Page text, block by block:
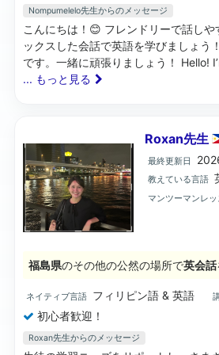
Nompumelelo先生からのメッセージ
こんにちは！😊 フレンドリーで話し
ックスした会話で英語を学びましょう
です。一緒に頑張りましょう！ Hello!
... もっと見る
Roxan先生
最終更新日
教えている言語
マンツーマンレ
福島県のその他の公然の場所で英会話
ネイティブ言語 フィリピン語 & 英語
初心者歓迎！
Roxan先生からのメッセージ